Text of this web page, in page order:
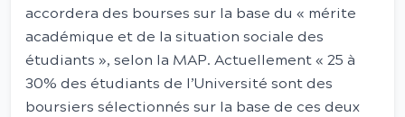
accordera des bourses sur la base du « mérite
académique et de la situation sociale des
étudiants », selon la MAP. Actuellement « 25 à
30% des étudiants de l’Université sont des
boursiers sélectionnés sur la base de ces deux